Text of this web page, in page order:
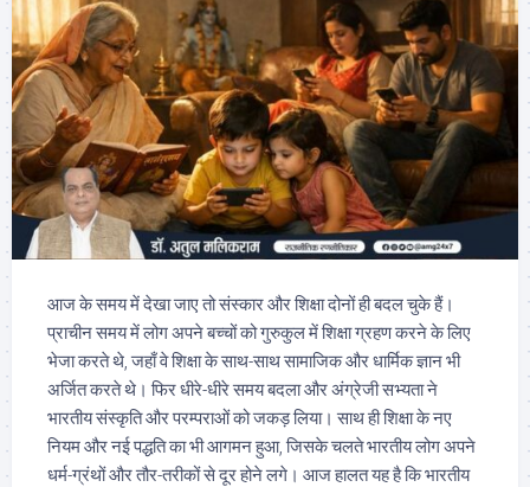
आज के समय में देखा जाए तो संस्कार और शिक्षा दोनों ही बदल चुके हैं।
प्राचीन समय में लोग अपने बच्चों को गुरुकुल में शिक्षा ग्रहण करने के लिए
भेजा करते थे, जहाँ वे शिक्षा के साथ-साथ सामाजिक और धार्मिक ज्ञान भी
अर्जित करते थे। फिर धीरे-धीरे समय बदला और अंग्रेजी सभ्यता ने
भारतीय संस्कृति और परम्पराओं को जकड़ लिया। साथ ही शिक्षा के नए
नियम और नई पद्धति का भी आगमन हुआ, जिसके चलते भारतीय लोग अपने
धर्म-ग्रंथों और तौर-तरीकों से दूर होने लगे। आज हालत यह है कि भारतीय